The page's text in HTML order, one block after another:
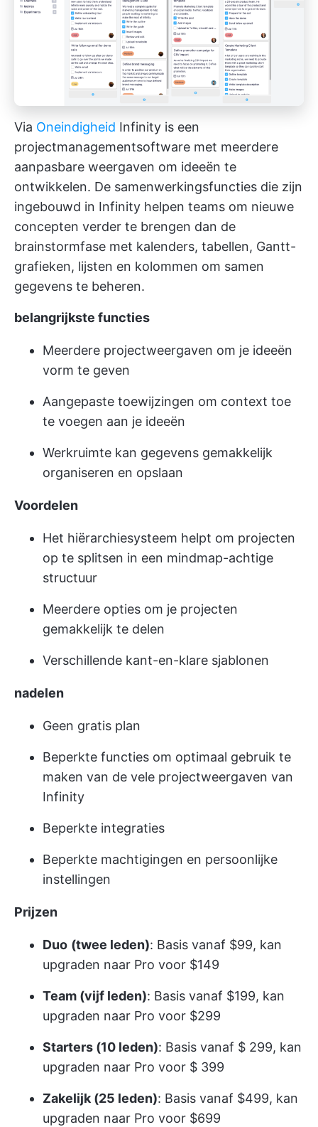
Via Oneindigheid Infinity is een
projectmanagementsoftware met meerdere
aanpasbare weergaven om ideeën te
ontwikkelen. De samenwerkingsfuncties die zijn
ingebouwd in Infinity helpen teams om nieuwe
concepten verder te brengen dan de
brainstormfase met kalenders, tabellen, Gantt-
grafieken, lijsten en kolommen om samen
gegevens te beheren.
belangrijkste functies
Meerdere projectweergaven om je ideeën
vorm te geven
Aangepaste toewijzingen om context toe
te voegen aan je ideeën
Werkruimte kan gegevens gemakkelijk
organiseren en opslaan
Voordelen
Het hiërarchiesysteem helpt om projecten
op te splitsen in een mindmap-achtige
structuur
Meerdere opties om je projecten
gemakkelijk te delen
Verschillende kant-en-klare sjablonen
nadelen
Geen gratis plan
Beperkte functies om optimaal gebruik te
maken van de vele projectweergaven van
Infinity
Beperkte integraties
Beperkte machtigingen en persoonlijke
instellingen
Prijzen
Duo (twee leden): Basis vanaf $99, kan
upgraden naar Pro voor $149
Team (vijf leden): Basis vanaf $199, kan
upgraden naar Pro voor $299
Starters (10 leden): Basis vanaf $ 299, kan
upgraden naar Pro voor $ 399
Zakelijk (25 leden): Basis vanaf $499, kan
upgraden naar Pro voor $699